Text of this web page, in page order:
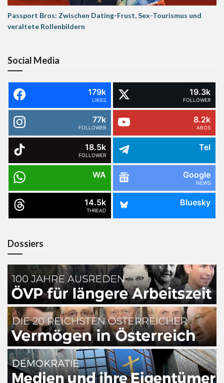
Passport Bros: Zwischen Dating-Frust, Sex-Tourismus und
veraltete Rollenbildern
Social Media
179k
LIKES
19.3k
FOLLOWER
77k
FOLLOWER
8.2k
ABOS
18.5k
FOLLOWER
Tel
WA Google
NEWS
14.5k
THREAD
Bluesky
Dossiers